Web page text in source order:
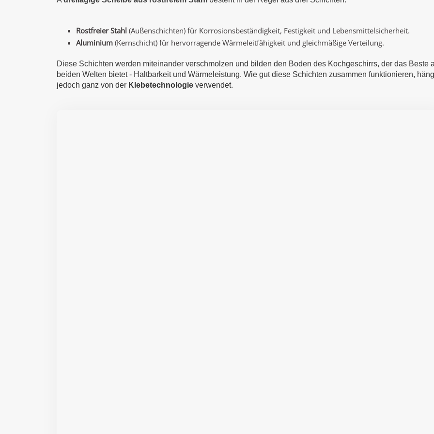
Rostfreier Stahl (Außenschichten) für Korrosionsbeständigkeit, Festigkeit und Lebensmittelsicherheit.
Aluminium (Kernschicht) für hervorragende Wärmeleitfähigkeit und gleichmäßige Verteilung.
Diese Schichten werden miteinander verschmolzen und bilden den Boden des Kochgeschirrs, der das Beste
beiden Welten bietet - Haltbarkeit und Wärmeleistung. Wie gut diese Schichten zusammen funktionieren,
jedoch ganz von der Klebetechnologie verwendet.